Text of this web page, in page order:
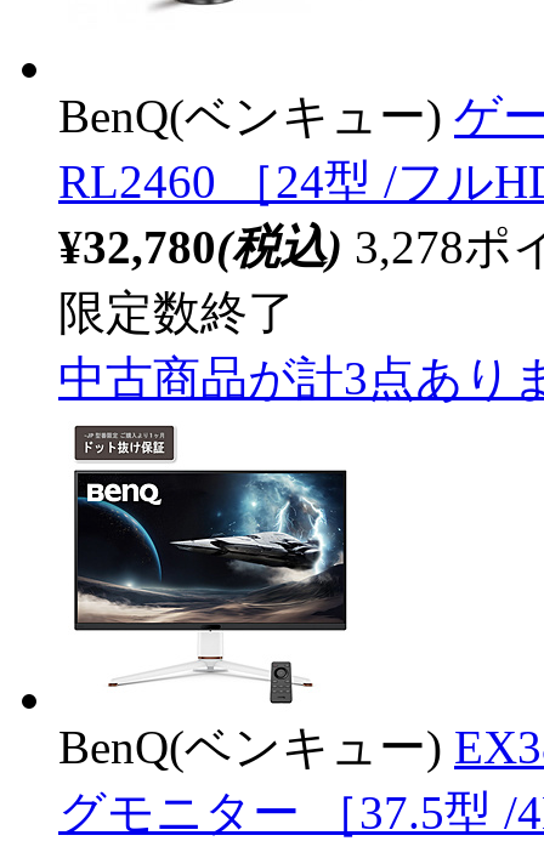
BenQ(ベンキュー) ゲ
RL2460 ［24型 /フル
¥32,780(税込) 3,278ポ
限定数終了
中古商品が計3点あり
BenQ(ベンキュー)
グモニター ［37.5型 /